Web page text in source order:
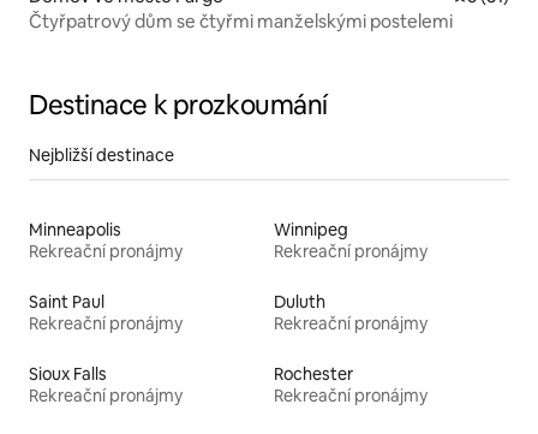
Čtyřpatrový dům se čtyřmi manželskými postelemi
Destinace k prozkoumání
Nejbližší destinace
Minneapolis
Rekreační pronájmy
Winnipeg
Rekreační pronájmy
Saint Paul
Rekreační pronájmy
Duluth
Rekreační pronájmy
Sioux Falls
Rekreační pronájmy
Rochester
Rekreační pronájmy